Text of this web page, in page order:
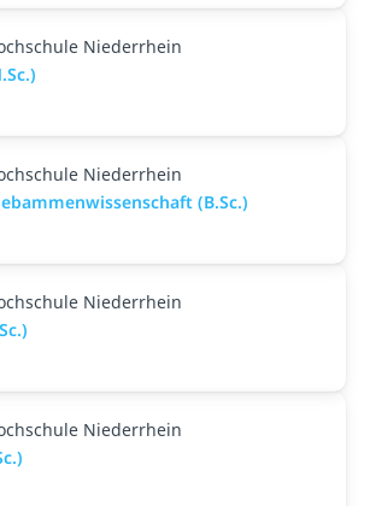
Niederrhein
Niederrhein
(B.Sc.)
Niederrhein
Niederrhein